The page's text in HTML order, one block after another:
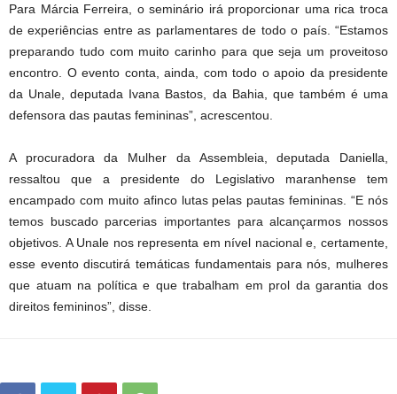
Para Márcia Ferreira, o seminário irá proporcionar uma rica troca
de experiências entre as parlamentares de todo o país. “Estamos
preparando tudo com muito carinho para que seja um proveitoso
encontro. O evento conta, ainda, com todo o apoio da presidente
da Unale, deputada Ivana Bastos, da Bahia, que também é uma
defensora das pautas femininas”, acrescentou.
A procuradora da Mulher da Assembleia, deputada Daniella,
ressaltou que a presidente do Legislativo maranhense tem
encampado com muito afinco lutas pelas pautas femininas. “E nós
temos buscado parcerias importantes para alcançarmos nossos
objetivos. A Unale nos representa em nível nacional e, certamente,
esse evento discutirá temáticas fundamentais para nós, mulheres
que atuam na política e que trabalham em prol da garantia dos
direitos femininos”, disse.